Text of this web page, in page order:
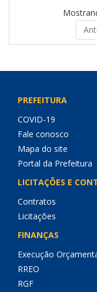
PREFEITURA
COVID-19
Fale conosco
Mapa do site
Portal da Prefeitura
LICITAÇÕES E
Contratos
Licitações
FINANÇAS
Execução
RREO
RGF